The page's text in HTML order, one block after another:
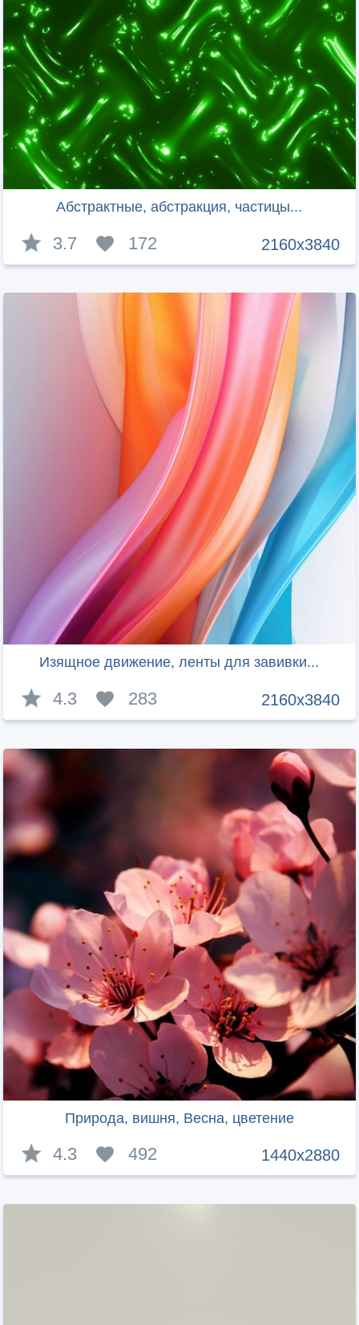
Абстрактные, абстракция, частицы...
2160x3840
3.7 172
Изящное движение, ленты для завивки...
2160x3840
4.3 283
Природа, вишня, Весна, цветение
1440x2880
4.3 492